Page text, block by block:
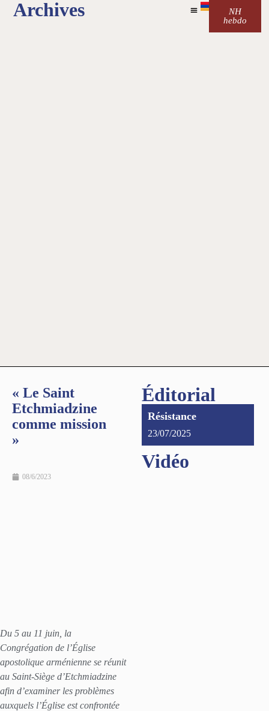
Archives
NH
hebdo
« Le Saint
Etchmiadzine
comme mission
»
08/6/2023
Du 5 au 11 juin, la
Congrégation de l’Église
apostolique arménienne se réunit
au Saint-Siège d’Etchmiadzine
afin d’examiner les problèmes
auxquels l’Église est confrontée
Éditorial
Résistance
23/07/2025
Vidéo